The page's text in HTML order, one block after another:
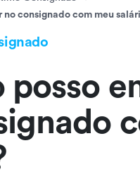
consignado com meu
posso